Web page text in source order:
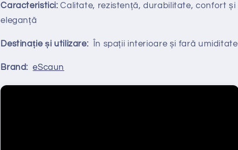
Caracteristici:Calitate, rezistență, durabilitate, confort și
eleganță
Destinație și utilizare:În spații interioare și fară umiditate
Brand:eScaun